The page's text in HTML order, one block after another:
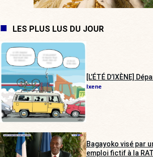
LES PLUS LUS DU JOUR
[L’ÉTÉ D’IXÈNE]
Ixene
Bagayoko visé par
emploi fictif à la